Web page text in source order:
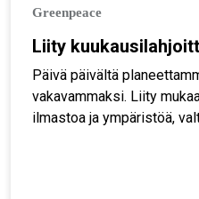
Greenpeace
Liity
Päivä päivältä
vakavammaksi. Liity
ilmastoa ja ympäristöä,